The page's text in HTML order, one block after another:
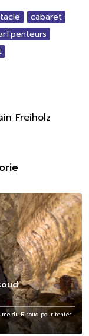
cabaret
Freiholz
du Risoud pour tenter